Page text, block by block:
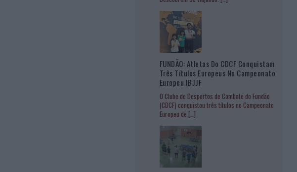
FUNDÃO: Atletas Do CDCF Conquistam
Três Títulos Europeus No Campeonato
Europeu IBJJF
O Clube de Desportos de Combate do Fundão
(CDCF) conquistou três títulos no Campeonato
Europeu de […]